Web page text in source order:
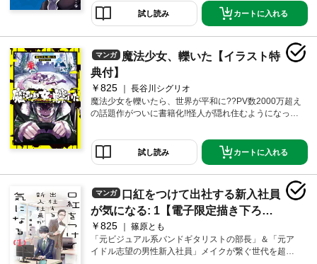
生の高橋圭太（たかはしけいた）は転校先の漫研でク
ラスメイトの橘裕（たちばなゆう）と出会う。彼女
は、誰に対しても突き放した態度でクラスでも孤立し
ていた。しかし、偶然隣に引っ越してきた圭太との交
流の中で、彼女の冷たい心は徐々に温かく変化してい
く。そして、裕の圭太への気持ちも徐々に強いものに
なっていき、やがて最高潮に達して…。読めば読むほ
ど気持ちが温かくなる、青春ラブストーリーがここに
始まる…！
試し読み カートに入れる
マンガ
魔法少女、轢いた【イラスト特
典付】
￥825
長谷川シグリオ
魔法少女を轢いたら、世界が平和に??PV数2000万超え
の話題作がついに書籍化!!怪人が隠れ住むようになった
た怪人を避けた先で、偶然にも怪人を倒すためにやっ
て来た魔法少女・ラウカを轢いてしまう。この事故を
きっかけに、普津沢は怪人たちに感謝され交流が増え
たことで、彼らは本当は人に優しい存在であると感じ
ていた。普津沢たちは試行錯誤の末、人間と怪人が共
に歩んでいける道を見つけたのだが、その中であるこ
とに気が付いてしまった。怪人がどうやって生まれた
のか、なぜラウカは歳をとらないのか。まだ解き明か
されていない真実があるのではないかということを―
―。
試し読み カートに入れる
マンガ
口紅をつけて出社する新入社員
が気になる: 1【電子限定描き下ろし
付き】
￥825
篠原とも
「元ビジュアル系バンドギタリストの部長」＆「元ア
イドル志望の男性新入社員」メイクが繋ぐ世代を超え